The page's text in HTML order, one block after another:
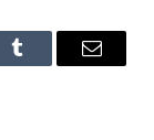
Tumblr Email